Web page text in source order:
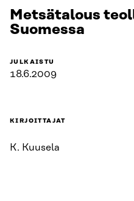
Metsätalous
Suomessa
JULKAISTU
18.6.2009
KIRJOITTAJAT
K. Kuusela